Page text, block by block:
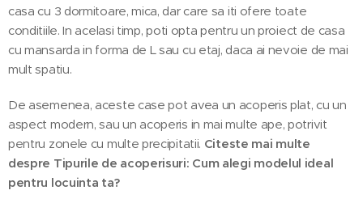
casa cu 3 dormitoare, mica, dar care sa iti ofere toate
conditiile. In acelasi timp, poti opta pentru un proiect de casa
cu mansarda in forma de L sau cu etaj, daca ai nevoie de mai
mult spatiu.
De asemenea, aceste case pot avea un acoperis plat, cu un
aspect modern, sau un acoperis in mai multe ape, potrivit
pentru zonele cu multe precipitatii. Citeste mai multe
despre Tipurile de acoperisuri: Cum alegi modelul ideal
pentru locuinta ta?